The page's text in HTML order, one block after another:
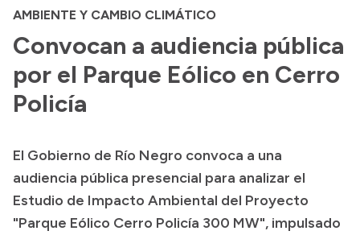
Autoridades
Delegaciones
Normativa
Presupuesto
Boletín Oficial
Compras y licitaciones
AMBIENTE Y CAMBIO CLIMÁTICO
Convocan a audiencia pública
por el Parque Eólico en Cerro
Policía
El Gobierno de Río Negro convoca a una
audiencia pública presencial para analizar el
Estudio de Impacto Ambiental del Proyecto
"Parque Eólico Cerro Policía 300 MW", impulsado